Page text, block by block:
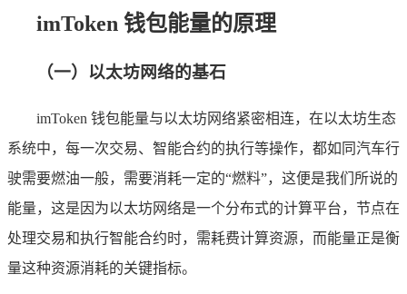
imToken 钱包能量的原理
（一）以太坊网络的基石
imToken 钱包能量与以太坊网络紧密相连，在以太坊生态
系统中，每一次交易、智能合约的执行等操作，都如同汽车行
驶需要燃油一般，需要消耗一定的“燃料”，这便是我们所说的
能量，这是因为以太坊网络是一个分布式的计算平台，节点在
处理交易和执行智能合约时，需耗费计算资源，而能量正是衡
量这种资源消耗的关键指标。